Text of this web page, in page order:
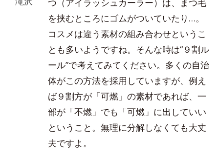
を挟むところにゴムがついていたり…。
コスメは違う素材の組み合わせというこ
とも多いようですね。そんな時は“９割ル
ール”で考えてみてください。多くの自治
体がこの方法を採用していますが、例え
ば９割方が「可燃」の素材であれば、一
部が「不燃」でも「可燃」に出していい
ということ。無理に分解しなくても大丈
夫ですよ。